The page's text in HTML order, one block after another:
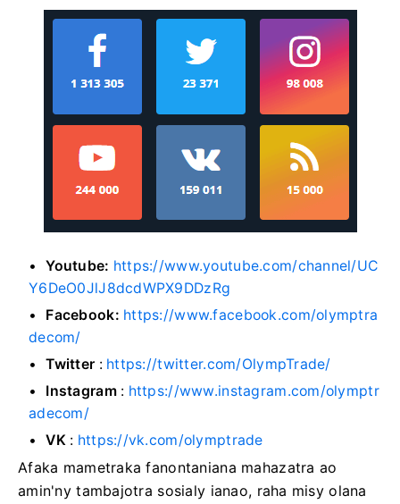
Youtube: https://www.youtube.com/channel/UC
Y6DeO0JlJ8dcdWPX9DDzRg
Facebook: https://www.facebook.com/olymptra
decom/
Twitter : https://twitter.com/OlympTrade/
Instagram: https://www.instagram.com/olymptr
adecom/
VK: https://vk.com/olymptrade
Afaka mametraka fanontaniana mahazatra ao
amin'ny tambajotra sosialy ianao, raha misy olana